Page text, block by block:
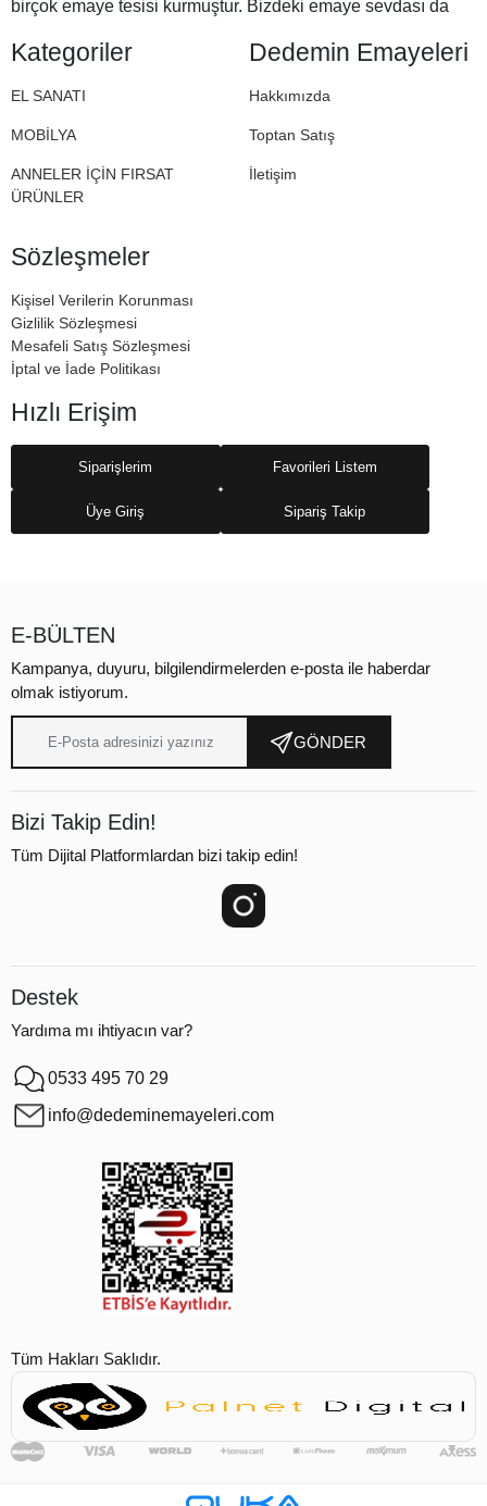
birçok emaye tesisi kurmuştur. Bizdeki emaye sevdası da
Emayeleri
Kategoriler
EL SANATI
MOBİLYA
ANNELER İÇİN FIRSAT
ÜRÜNLER
Dedemin Emayeleri
Hakkımızda
Toptan Satış
İletişim
Sözleşmeler
Kişisel Verilerin Korunması
Gizlilik Sözleşmesi
Mesafeli Satış Sözleşmesi
İptal ve İade Politikası
Hızlı Erişim
Siparişlerim Favorileri Listem
Üye Giriş Sipariş Takip
E-BÜLTEN
Kampanya, duyuru, bilgilendirmelerden e-posta ile haberdar
olmak istiyorum.
GÖNDER
Bizi Takip Edin!
Tüm Dijital Platformlardan bizi takip edin!
Destek
Yardıma mı ihtiyacın var?
0533 495 70 29
info@dedeminemayeleri.com
Tüm Hakları Saklıdır.